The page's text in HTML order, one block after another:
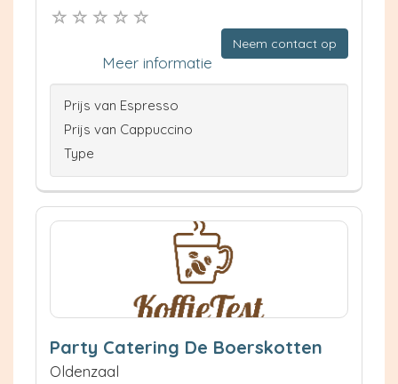
Neem contact op
Meer informatie
Prijs van Espresso
Prijs van Cappuccino
Type
Party Catering De Boerskotten
Oldenzaal